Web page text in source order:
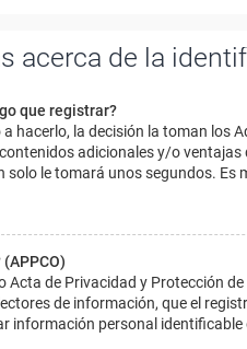
acerca de la
que registrar?
hacerlo, la decisión la toman los
adicionales y/o
solo le tomará unos segundos. Es
(APPCO)
o Acta de Privacidad y Protección
de información, que el
información personal identificable